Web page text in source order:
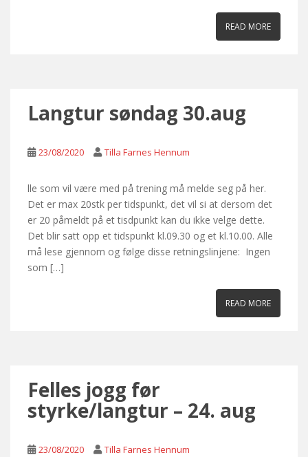
READ MORE
Langtur søndag 30.aug
23/08/2020 Tilla Farnes Hennum
lle som vil være med på trening må melde seg på her.
Det er max 20stk per tidspunkt, det vil si at dersom det
er 20 påmeldt på et tisdpunkt kan du ikke velge dette.
Det blir satt opp et tidspunkt kl.09.30 og et kl.10.00. Alle
må lese gjennom og følge disse retningslinjene: Ingen
som […]
READ MORE
Felles jogg før
styrke/langtur – 24. aug
23/08/2020 Tilla Farnes Hennum